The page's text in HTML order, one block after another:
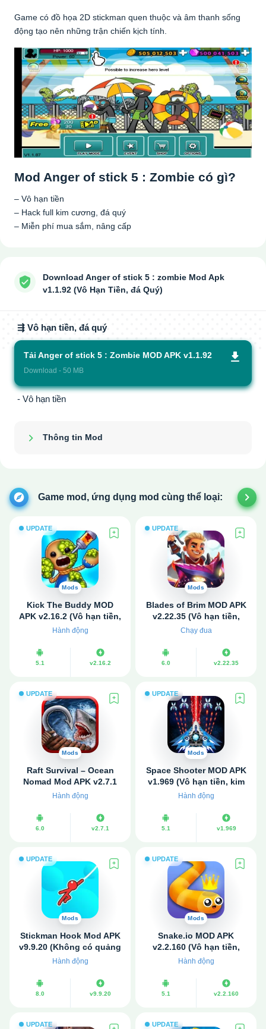
Game có đồ họa 2D stickman quen thuộc và âm thanh sống
động tạo nên những trận chiến kịch tính.
Mod Anger of stick 5 : Zombie có gì?
– Vô hạn tiền
– Hack full kim cương, đá quý
– Miễn phí mua sắm, nâng cấp
Download Anger of stick 5 : zombie Mod Apk
v1.1.92 (Vô Hạn Tiền, đá Quý)
⇶ Vô hạn tiền, đá quý
Tải Anger of stick 5 : Zombie MOD APK v1.1.92
Download - 50 MB
- Vô hạn tiền
Thông tin Mod
Game mod, ứng dụng mod cùng thể loại:
UPDATE
Mods
Kick The Buddy MOD
APK v2.16.2 (Vô hạn tiền,
kim cương)
Hành động
5.1 v2.16.2
UPDATE
Mods
Blades of Brim MOD APK
v2.22.35 (Vô hạn tiền,
tinh chất)
Chạy đua
6.0 v2.22.35
UPDATE
Mods
Raft Survival – Ocean
Nomad Mod APK v2.7.1
(Vô hạn tiền)
Hành động
6.0 v2.7.1
UPDATE
Mods
Space Shooter MOD APK
v1.969 (Vô hạn tiền, kim
cương)
Hành động
5.1 v1.969
UPDATE
Mods
Stickman Hook Mod APK
v9.9.20 (Không có quảng
cáo, Mở khóa)
Hành động
8.0 v9.9.20
UPDATE
Mods
Snake.io MOD APK
v2.2.160 (Vô hạn tiền,
kim cương)
Hành động
5.1 v2.2.160
UPDATE UPDATE